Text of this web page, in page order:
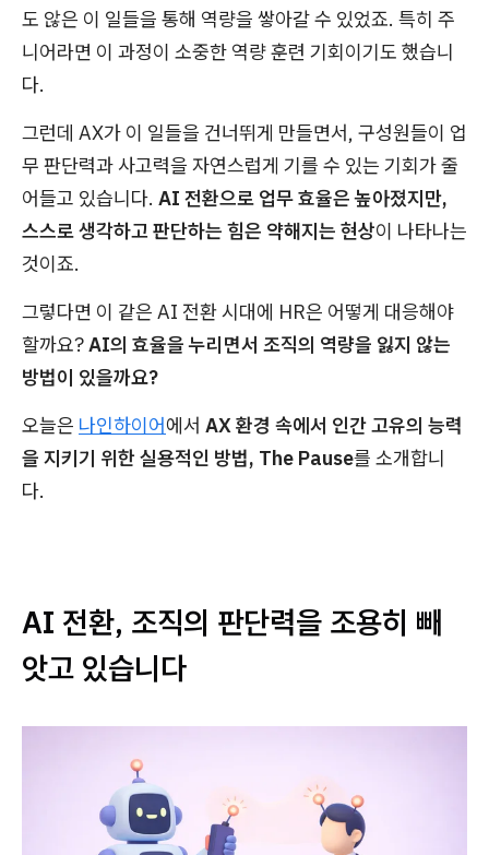
도 않은 이 일들을 통해 역량을 쌓아갈 수 있었죠. 특히 주
니어라면 이 과정이 소중한 역량 훈련 기회이기도 했습니
다.
그런데 AX가 이 일들을 건너뛰게 만들면서, 구성원들이 업
무 판단력과 사고력을 자연스럽게 기를 수 있는 기회가 줄
어들고 있습니다. AI 전환으로 업무 효율은 높아졌지만,
스스로 생각하고 판단하는 힘은 약해지는 현상이 나타나는
것이죠.
그렇다면 이 같은 AI 전환 시대에 HR은 어떻게 대응해야
할까요?AI의 효율을 누리면서 조직의 역량을 잃지 않는
방법이 있을까요?
오늘은 나인하이어에서 AX 환경 속에서 인간 고유의 능력
을 지키기 위한 실용적인 방법, The Pause를 소개합니
다.
AI 전환, 조직의 판단력을 조용히 빼
앗고 있습니다